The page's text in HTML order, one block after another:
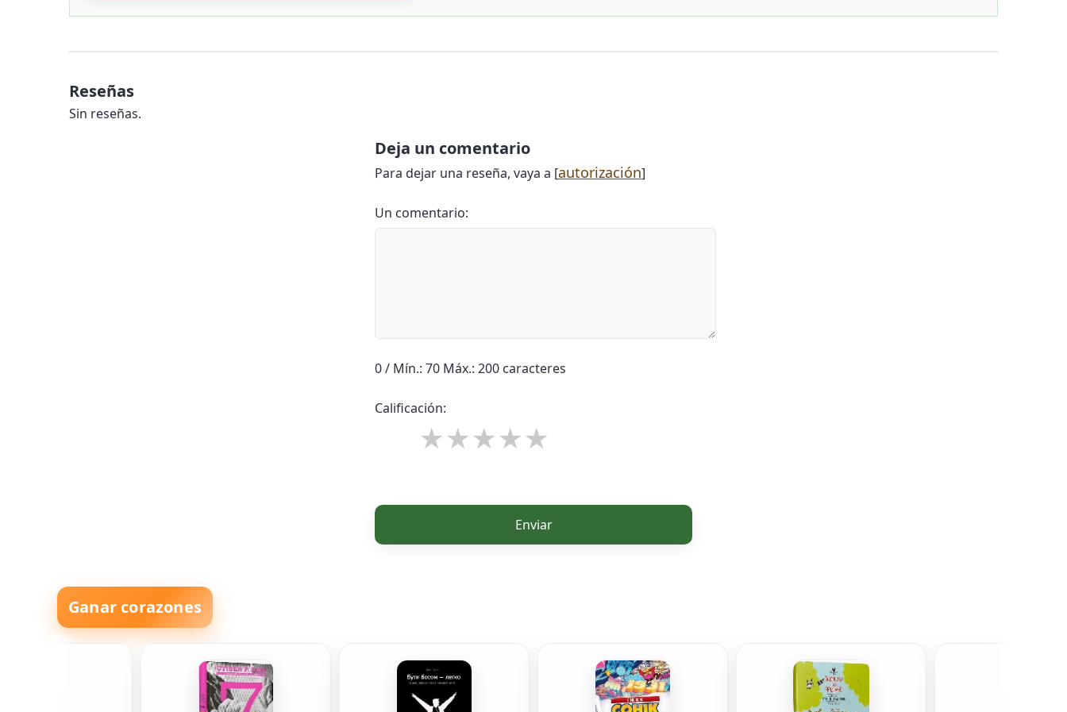
Reseñas
Sin reseñas.
Deja un comentario
Para dejar una reseña, vaya a [autorización]
Un comentario:
0 / Mín.: 70 Máx.: 200 caracteres
Calificación:
Enviar
Ganar corazones